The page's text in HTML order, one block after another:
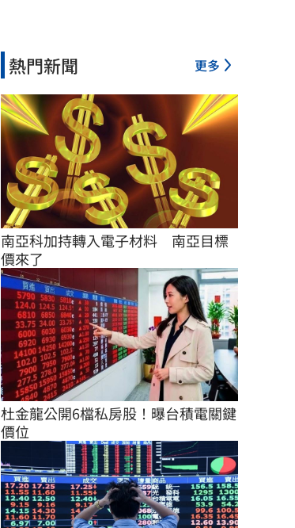
熱門新聞 更多
南亞科加持轉入電子材料　南亞目標
價來了
杜金龍公開6檔私房股！曝台積電關鍵
價位